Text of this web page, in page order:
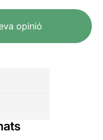
vaig llegir la
notícia: “S’ha
la partitura original
dona a l’Estat
opinió